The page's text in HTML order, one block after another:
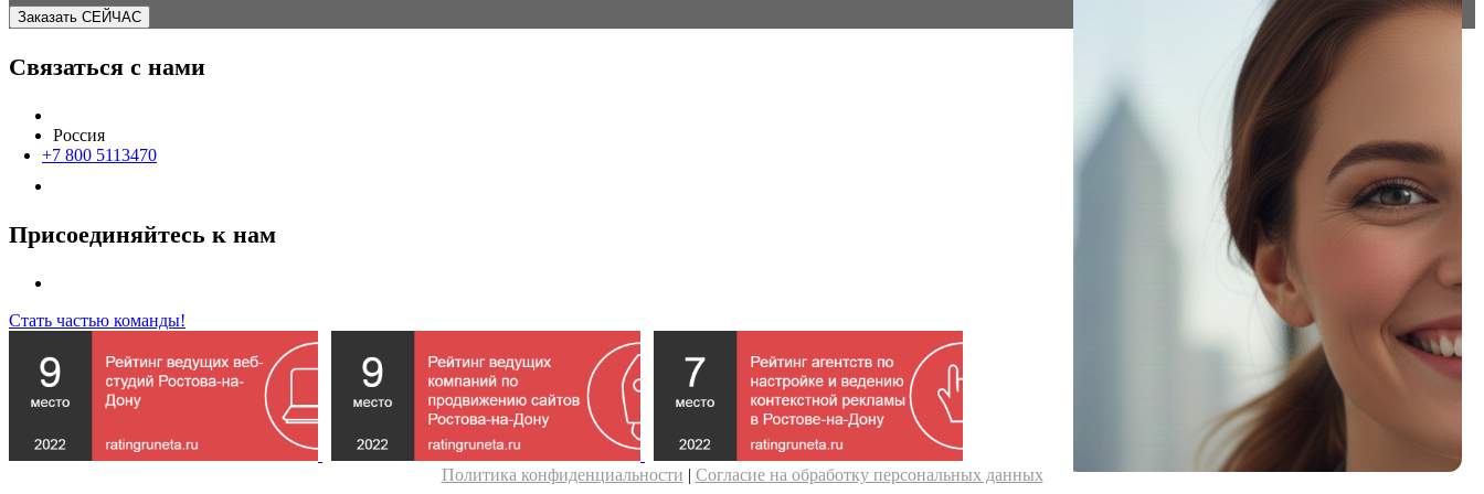
Заказать СЕЙЧАС
Связаться с нами
Россия
+7 800 5113470
Присоединяйтесь к нам
Стать частью команды!
Политика конфиденциальности | Согласие на обработку персональных данных